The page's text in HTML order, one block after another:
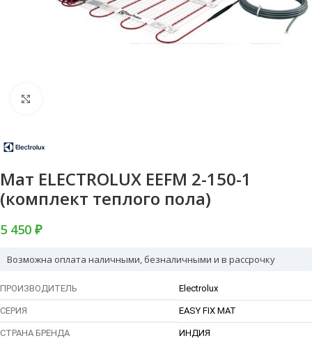
Мат ELECTROLUX EEFM 2-150-1
(комплект теплого пола)
5 450 ₽
Возможна оплата наличными, безналичными и в рассрочку
ПРОИЗВОДИТЕЛЬ Electrolux
СЕРИЯ EASY FIX MAT
СТРАНА БРЕНДА ИНДИЯ